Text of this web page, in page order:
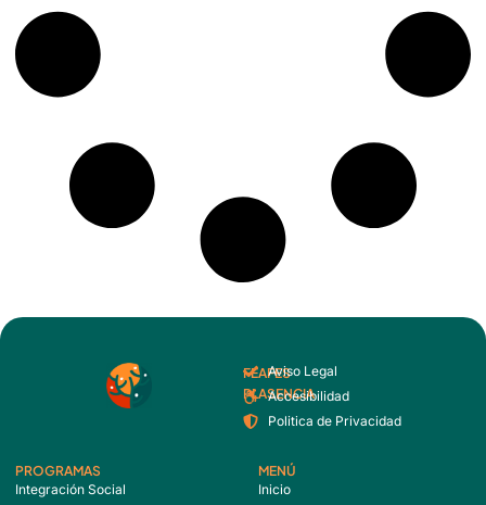
FEAFES
PLASENCIA
Aviso Legal
Accesibilidad
Politica de Privacidad
PROGRAMAS
Integración Social
MENÚ
Inicio